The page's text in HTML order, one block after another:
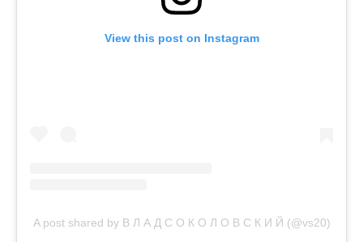
View this post on Instagram
A post shared by В Л А Д С О К О Л О В С К И Й (@vs20)